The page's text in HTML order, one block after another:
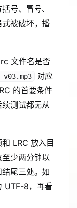
号、冒号、
被破坏，播
文件名是否
对应
的首要条件
测试都无从
LRC 放入目
少两分钟以
尾三处。如
UTF-8，再看